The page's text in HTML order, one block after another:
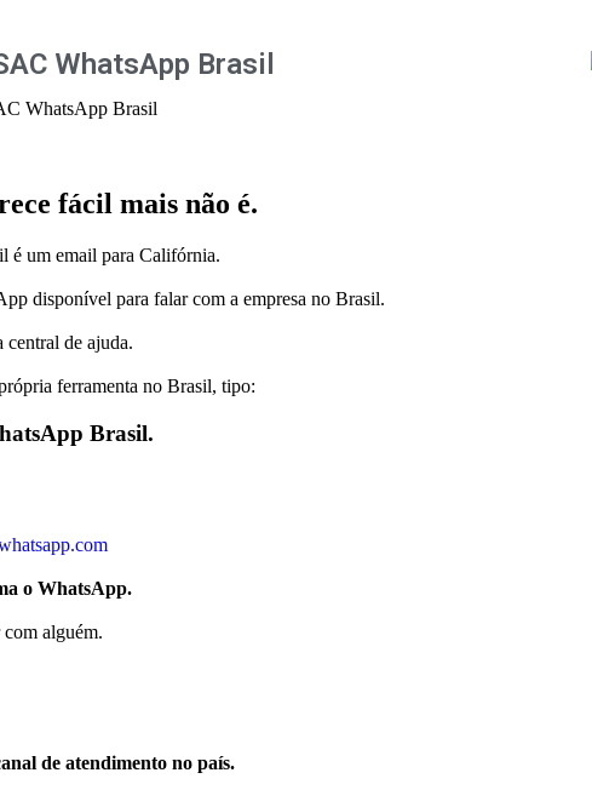
WhatsApp Brasil
WhatsApp Brasil
fácil mais não é.
é um email para Califórnia.
disponível para falar com a empresa no Brasil.
de ajuda.
ferramenta no Brasil, tipo:
Brasil.
o WhatsApp.
alguém.
de atendimento no país.